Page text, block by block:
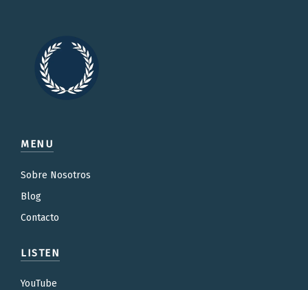
MENU
Sobre Nosotros
Blog
Contacto
LISTEN
YouTube